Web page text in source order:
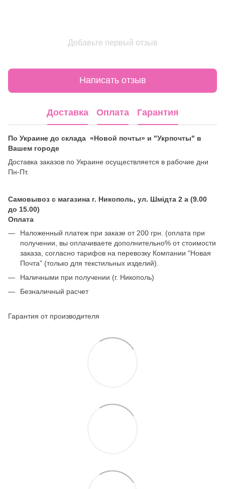
Добавьте первый отзыв
Написать отзыв
Доставка Оплата Гарантия
По Украине до склада «Новой почты» и "Укрпочты" в
Вашем городе
Доставка заказов по Украине осуществляется в рабочие дни
Пн-Пт.
Самовывоз с магазина г. Никополь, ул. Шмідта 2 а (9.00
до 15.00)
Оплата
Наложенный платеж при заказе от 200 грн. (оплата при
получении, вы оплачиваете дополнительно% от стоимости
заказа, согласно тарифов на перевозку Компании "Новая
Почта" (только для текстильных изделий).
Наличными при получении (г. Никополь)
Безналичный расчет
Гарантия от производителя